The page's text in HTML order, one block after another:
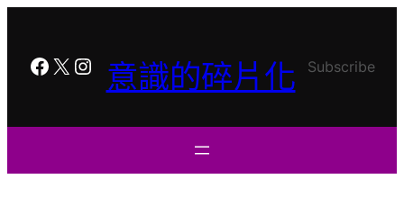
容
Facebook
X Instagram
意識的碎片化 Subscribe